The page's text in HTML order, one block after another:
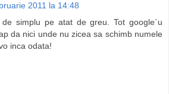
2011 la 14:48
simplu pe atat de greu. Tot google`u
da nici unde nu zicea sa schimb numele
inca odata!